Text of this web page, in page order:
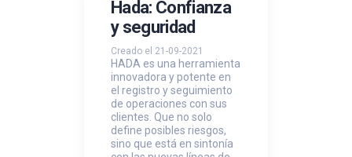
Hada: Confianza
y seguridad
Creado el 21-09-2021
HADA es una herramienta
innovadora y potente en
el registro y seguimiento
de operaciones con sus
clientes. Que no solo
define posibles riesgos,
sino que está en sintonía